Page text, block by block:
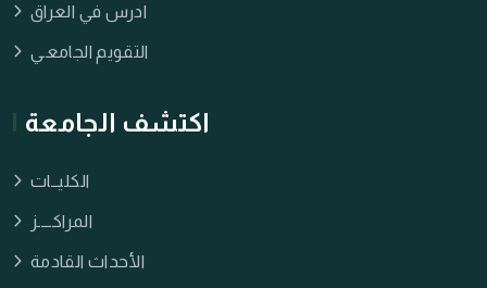
ادرس في العراق
التقويم الجامعـي
اكتشف الجامعة
الكليــات
المراكــــز
الأحداث القادمة